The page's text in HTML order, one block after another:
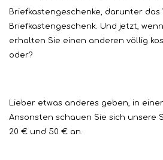
Briefkastengeschenke, darunter das
Briefkastengeschenk. Und jetzt,
erhalten Sie einen anderen völlig
oder?
Lieber etwas anderes geben, in
Ansonsten schauen Sie sich unsere
20 € und 50 € an.